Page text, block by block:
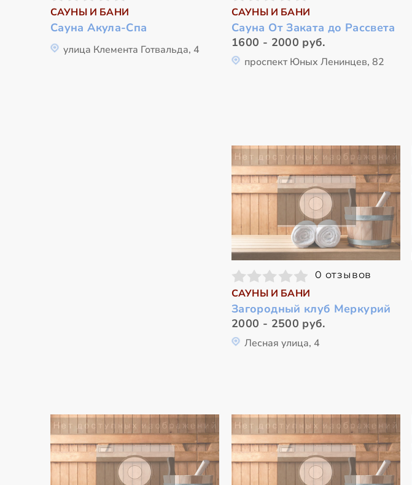
САУНЫ И БАНИ
Сауна Акула-Спа
улица Клемента Готвальда, 4
САУНЫ И БАНИ
Сауна От Заката до Рассвета
1600 - 2000 руб.
проспект Юных Ленинцев, 82
0 отзывов
САУНЫ И БАНИ
Загородный клуб Меркурий
2000 - 2500 руб.
Лесная улица, 4